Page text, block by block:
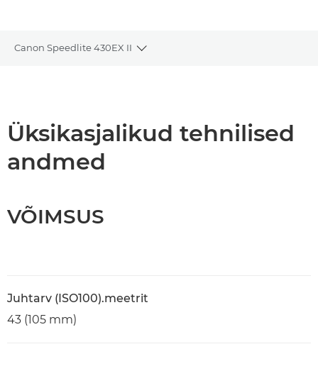
Canon Speedlite 430EX II
Toggle breadcrumbs
Üksikasjalikud tehnilised
andmed
VÕIMSUS
Juhtarv (ISO100).meetrit
43 (105 mm)